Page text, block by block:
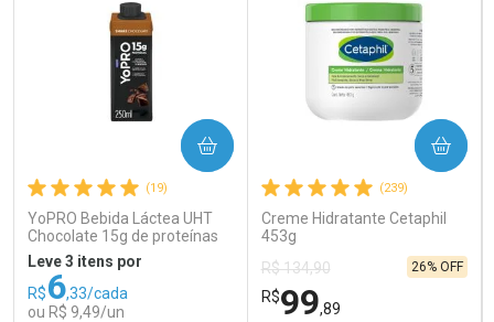
(19)
YoPRO Bebida Láctea UHT
Chocolate 15g de proteínas
250ml
Leve 3 itens por
R$6,33/cada
ou R$ 9,49/un
COMPRAR
(239)
Creme Hidratante Cetaphil
453g
R$ 134,90
R$99,89
26% OFF
COMPRAR